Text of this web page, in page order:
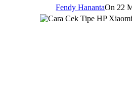
Fendy HanantaOn 22